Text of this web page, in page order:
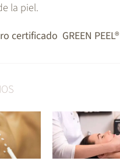
la piel.
certificado GREEN PEEL®